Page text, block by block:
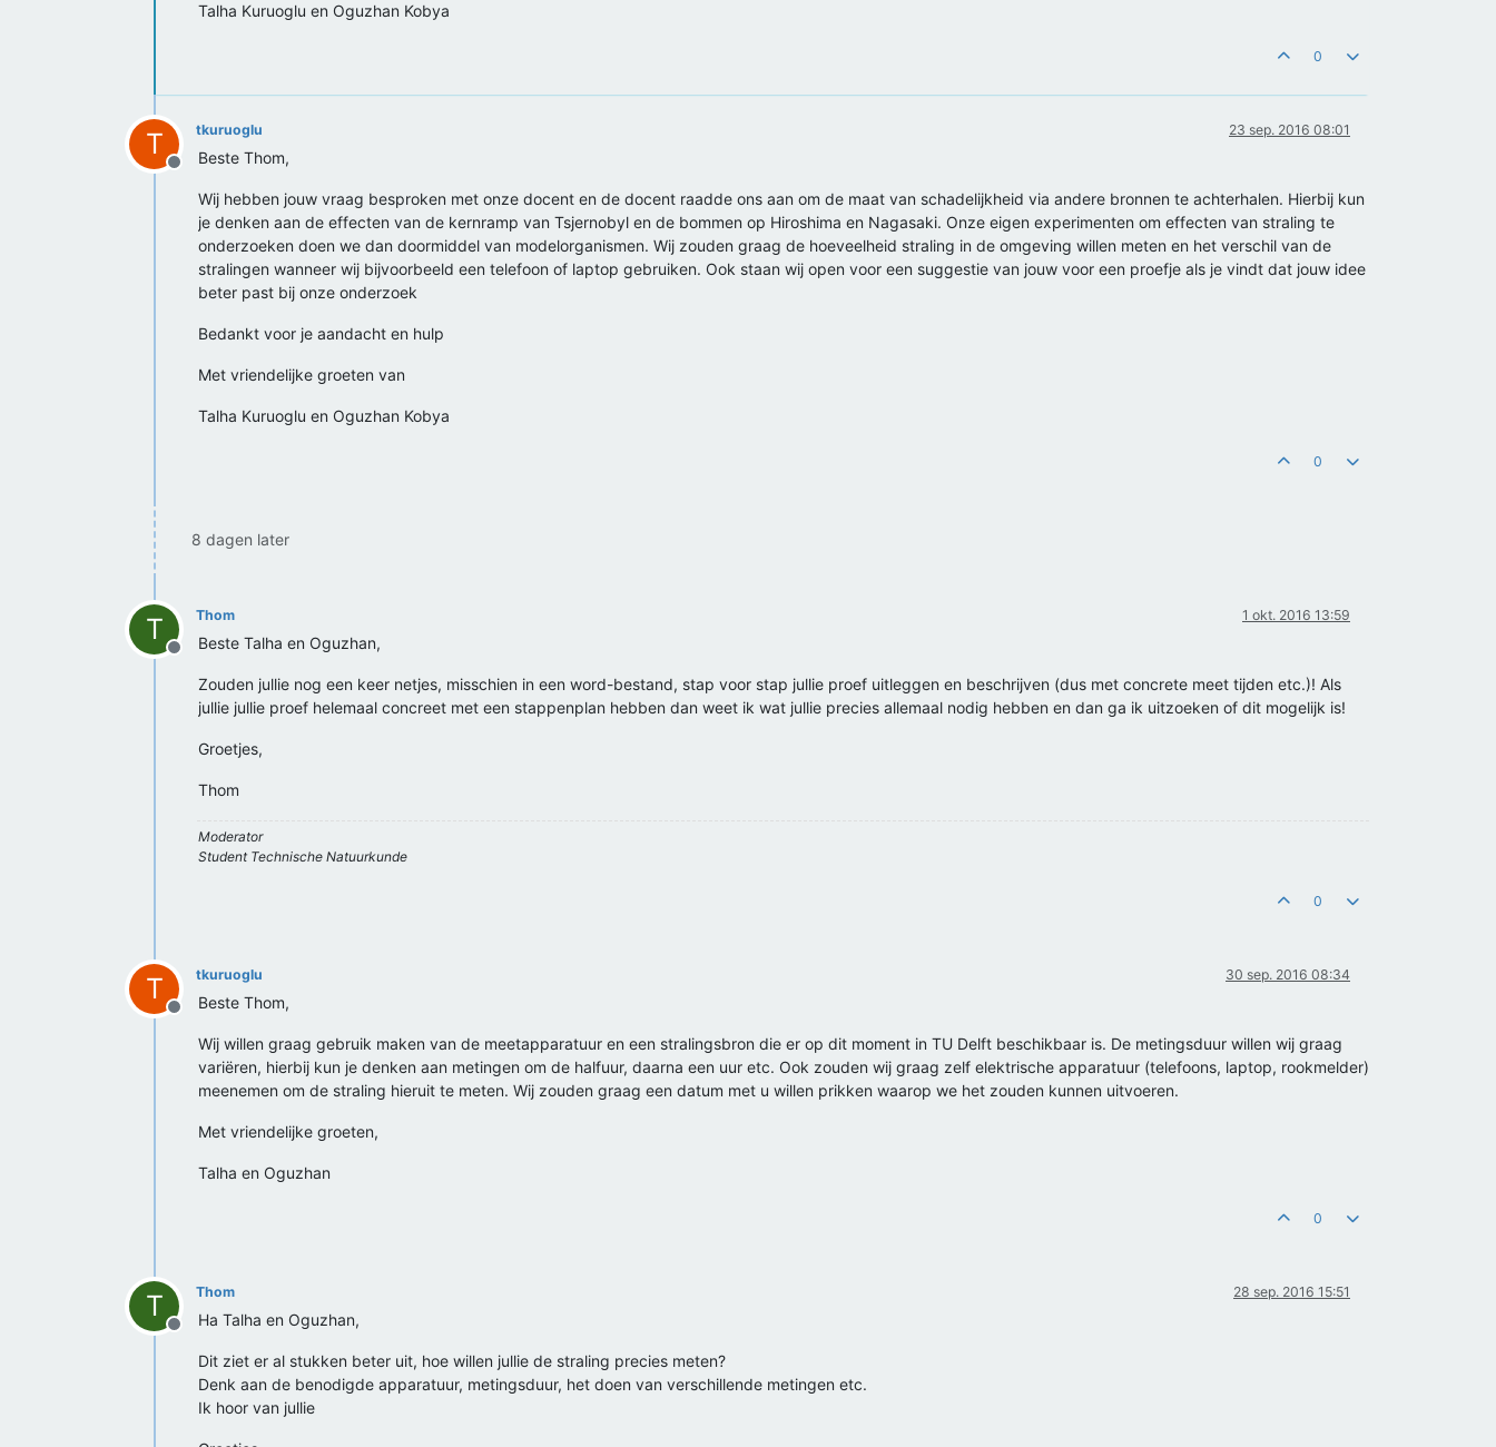
Talha Kuruoglu en Oguzhan Kobya
0
T
Offline
tkuruoglu 23 sep. 2016 08:01
Beste Thom,
Wij hebben jouw vraag besproken met onze docent en de docent raadde ons aan om de maat van schadelijkheid via andere bronnen te achterhalen. Hierbij kun
je denken aan de effecten van de kernramp van Tsjernobyl en de bommen op Hiroshima en Nagasaki. Onze eigen experimenten om effecten van straling te
onderzoeken doen we dan doormiddel van modelorganismen. Wij zouden graag de hoeveelheid straling in de omgeving willen meten en het verschil van de
stralingen wanneer wij bijvoorbeeld een telefoon of laptop gebruiken. Ook staan wij open voor een suggestie van jouw voor een proefje als je vindt dat jouw idee
beter past bij onze onderzoek
Bedankt voor je aandacht en hulp
Met vriendelijke groeten van
Talha Kuruoglu en Oguzhan Kobya
0
8 dagen later
T
Offline
Thom 1 okt. 2016 13:59
Beste Talha en Oguzhan,
Zouden jullie nog een keer netjes, misschien in een word-bestand, stap voor stap jullie proef uitleggen en beschrijven (dus met concrete meet tijden etc.)! Als
jullie jullie proef helemaal concreet met een stappenplan hebben dan weet ik wat jullie precies allemaal nodig hebben en dan ga ik uitzoeken of dit mogelijk is!
Groetjes,
Thom
Moderator
Student Technische Natuurkunde
0
T
Offline
tkuruoglu 30 sep. 2016 08:34
Beste Thom,
Wij willen graag gebruik maken van de meetapparatuur en een stralingsbron die er op dit moment in TU Delft beschikbaar is. De metingsduur willen wij graag
variëren, hierbij kun je denken aan metingen om de halfuur, daarna een uur etc. Ook zouden wij graag zelf elektrische apparatuur (telefoons, laptop, rookmelder)
meenemen om de straling hieruit te meten. Wij zouden graag een datum met u willen prikken waarop we het zouden kunnen uitvoeren.
Met vriendelijke groeten,
Talha en Oguzhan
0
T
Offline
Thom 28 sep. 2016 15:51
Ha Talha en Oguzhan,
Dit ziet er al stukken beter uit, hoe willen jullie de straling precies meten?
Denk aan de benodigde apparatuur, metingsduur, het doen van verschillende metingen etc.
Ik hoor van jullie